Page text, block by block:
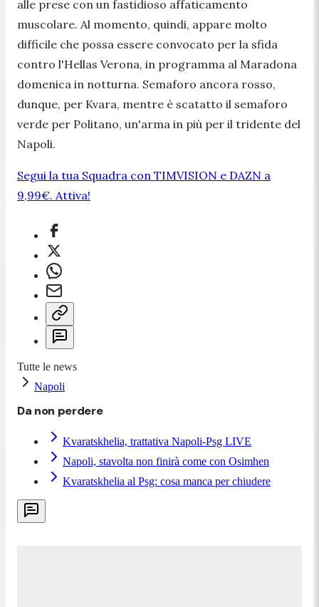
alle prese con un fastidioso affaticamento
muscolare. Al momento, quindi, appare molto
difficile che possa essere convocato per la sfida
contro l'Hellas Verona, in programma al Maradona
domenica in notturna. Semaforo ancora rosso,
dunque, per Kvara, mentre è scatatto il semaforo
verde per Politano, un'arma in più per il tridente del
Napoli.
Segui la tua Squadra con TIMVISION e DAZN a
9,99€. Attiva!
Tutte le news
Napoli
Da non perdere
Kvaratskhelia, trattativa Napoli-Psg LIVE
Napoli, stavolta non finirà come con Osimhen
Kvaratskhelia al Psg: cosa manca per chiudere